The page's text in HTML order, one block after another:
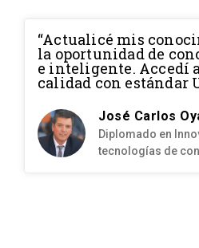
“Actualicé mis
la oportunidad de
e inteligente. Accedí
calidad con estándar
José Carlos
Diplomado en
tecnologías de